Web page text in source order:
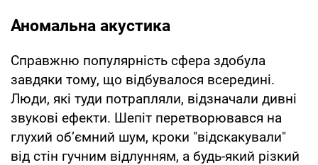
Аномальна акустика
Справжню популярність сфера здобула
завдяки тому, що відбувалося всередині.
Люди, які туди потрапляли, відзначали дивні
звукові ефекти. Шепіт перетворювався на
глухий об’ємний шум, кроки "відскакували"
від стін гучним відлунням, а будь-який різкий